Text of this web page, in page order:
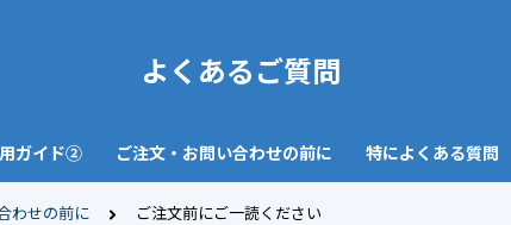
よくあるご質問
ガイド② ご注文・お問い合わせの前に 特によくある質問
わせの前に ご注文前にご一読ください